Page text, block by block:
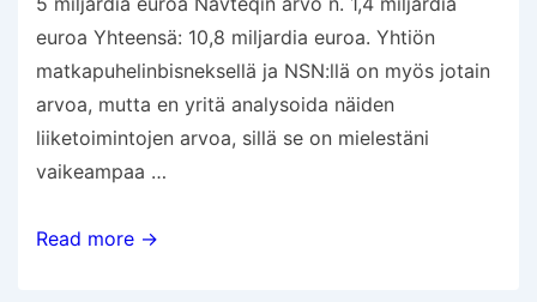
euroa Yhteensä: 10,8 miljardia euroa. Yhtiön
matkapuhelinbisneksellä ja NSN:llä on myös jotain
arvoa, mutta en yritä analysoida näiden
liiketoimintojen arvoa, sillä se on mielestäni
vaikeampaa …
Lyhyt
Read more →